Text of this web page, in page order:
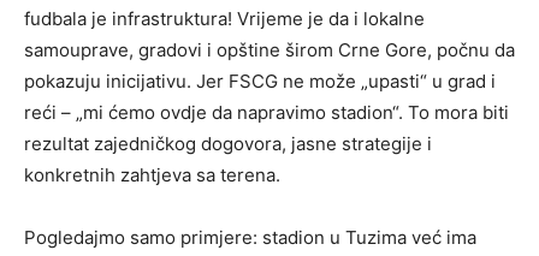
fudbala je infrastruktura! Vrijeme je da i lokalne
samouprave, gradovi i opštine širom Crne Gore, počnu da
pokazuju inicijativu. Jer FSCG ne može „upasti“ u grad i
reći – „mi ćemo ovdje da napravimo stadion“. To mora biti
rezultat zajedničkog dogovora, jasne strategije i
konkretnih zahtjeva sa terena.
Pogledajmo samo primjere: stadion u Tuzima već ima